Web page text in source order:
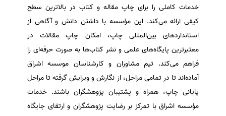
خدمات کاملی را برای چاپ مقاله و کتاب در بالاترین سطح
کیفی ارائه می‌کند. این مؤسسه با داشتن دانش و آگاهی از
استانداردهای بین‌المللی چاپ، امکان چاپ مقالات در
معتبرترین پایگاه‌های علمی و نشر کتاب‌ها به صورت حرفه‌ای را
فراهم می‌کند. تیم مشاوران و کارشناسان موسسه اشراق
آماده‌اند تا در تمامی مراحل، از نگارش و ویرایش گرفته تا مراحل
پایانی چاپ، همراه و پشتیبان پژوهشگران باشند. خدمات
مؤسسه اشراق با تمرکز بر رضایت پژوهشگران و ارتقای جایگاه